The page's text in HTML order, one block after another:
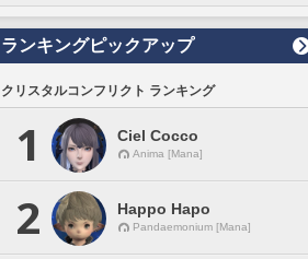
ランキングピックアップ
クリスタルコンフリクト ランキング
1 Ciel Cocco
Anima [Mana]
2 Happo Hapo
Pandaemonium [Mana]